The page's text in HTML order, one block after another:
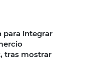
para integrar
tras mostrar